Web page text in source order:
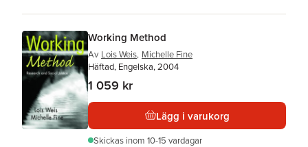
Working Method
Av Lois Weis, Michelle Fine
Häftad, Engelska, 2004
1 059 kr
Lägg i varukorg
Skickas inom 10-15 vardagar